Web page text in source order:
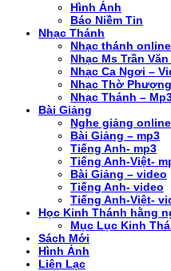
Hình Ảnh
Báo Niềm Tin
Nhạc Thánh
Nhạc thánh online
Nhạc Ms Trần
Nhạc Ca Ngơi –
Nhạc Thờ
Nhạc Thánh –
Bài Giảng
Nghe giảng online
Bài Giảng – mp3
Tiếng Anh- mp3
Tiếng Anh-Việt-
Bài Giảng – video
Tiếng Anh- video
Tiếng Anh-Việt-
Học Kinh Thánh hằng
Mục Lục Kinh
Sách Mới
Hình Ảnh
Liên Lạc